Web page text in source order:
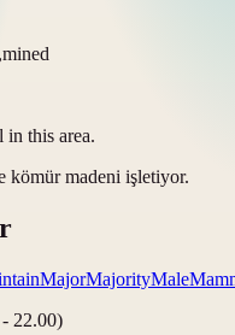
in this area.
kömür madeni işletiyor.
MajorMajorityMale
22.00)